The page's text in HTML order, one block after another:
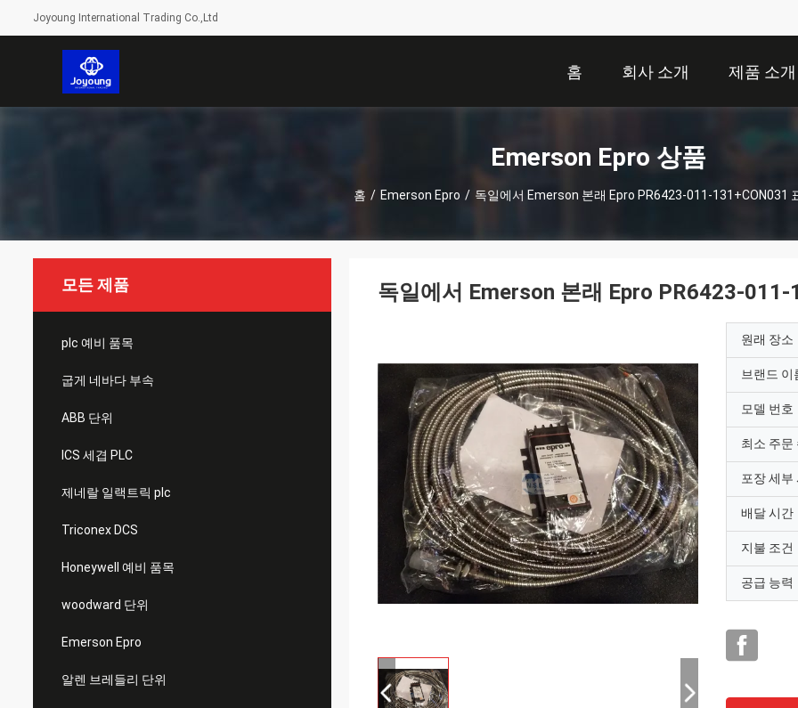
Joyoung International Trading Co.,Ltd
홈 회사 소개 제품 소개
Emerson Epro 상품
홈 / Emerson Epro / 독일에서 Emerson 본래 Epro PR6423-011-131+CON031
모든 제품
plc 예비 품목
굽게 네바다 부속
ABB 단위
ICS 세겹 PLC
제네랄 일랙트릭 plc
Triconex DCS
Honeywell 예비 품목
woodward 단위
Emerson Epro
알렌 브레들리 단위
독일에서 Emerson 본래 Epro PR6423-011-
원래 장소
브랜드 이
모델 번호
최소 주문
포장 세부
배달 시간
지불 조건
공급 능력